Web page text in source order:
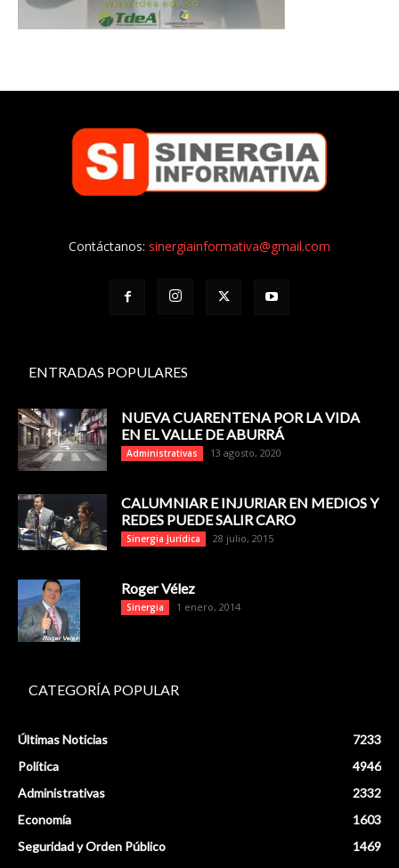
Contáctanos: sinergiainformativa@gmail.com
ENTRADAS POPULARES
NUEVA CUARENTENA POR LA VIDA
EN EL VALLE DE ABURRÁ
Administrativas 13 agosto, 2020
CALUMNIAR E INJURIAR EN MEDIOS Y
REDES PUEDE SALIR CARO
Sinergia Jurídica 28 julio, 2015
Roger Vélez
Sinergia 1 enero, 2014
CATEGORÍA POPULAR
Últimas Noticias
7233
Política
4946
Administrativas
2332
Economía
1603
Seguridad y Orden Público
1469